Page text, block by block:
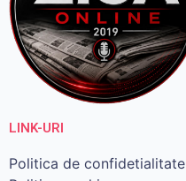
LINK-URI
Politica de confidetialitate